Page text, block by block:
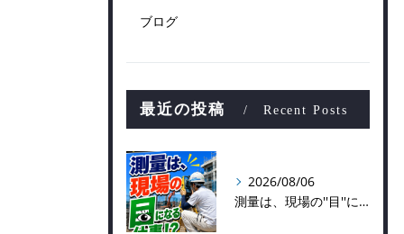
ブログ
最近の投稿 Recent Posts
2026/08/06
測量は、現場の''目''になる仕事！？